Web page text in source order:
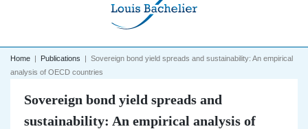
Home | Publications | Sovereign bond yield spreads and sustainability: An empirical
analysis of OECD countries
Sovereign bond yield spreads and
sustainability: An empirical analysis of